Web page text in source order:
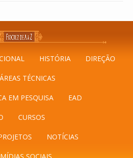
HISTÓRIA DIREÇÃO
TÉCNICAS
EM PESQUISA EAD
CURSOS
NOTÍCIAS